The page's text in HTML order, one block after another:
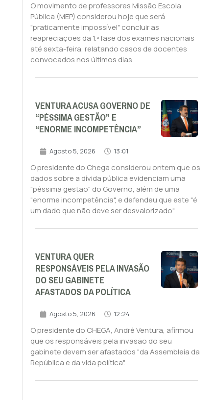
O movimento de professores Missão Escola
Pública (MEP) considerou hoje que será
"praticamente impossível" concluir as
reapreciações da 1.ª fase dos exames nacionais
até sexta-feira, relatando casos de docentes
convocados nos últimos dias.
VENTURA ACUSA GOVERNO DE
“PÉSSIMA GESTÃO” E
“ENORME INCOMPETÊNCIA”
Agosto 5, 2026 13:01
O presidente do Chega considerou ontem que os
dados sobre a dívida pública evidenciam uma
"péssima gestão" do Governo, além de uma
"enorme incompetência", e defendeu que este "é
um dado que não deve ser desvalorizado".
VENTURA QUER
RESPONSÁVEIS PELA INVASÃO
DO SEU GABINETE
AFASTADOS DA POLÍTICA
Agosto 5, 2026 12:24
O presidente do CHEGA, André Ventura, afirmou
que os responsáveis pela invasão do seu
gabinete devem ser afastados "da Assembleia da
República e da vida política".